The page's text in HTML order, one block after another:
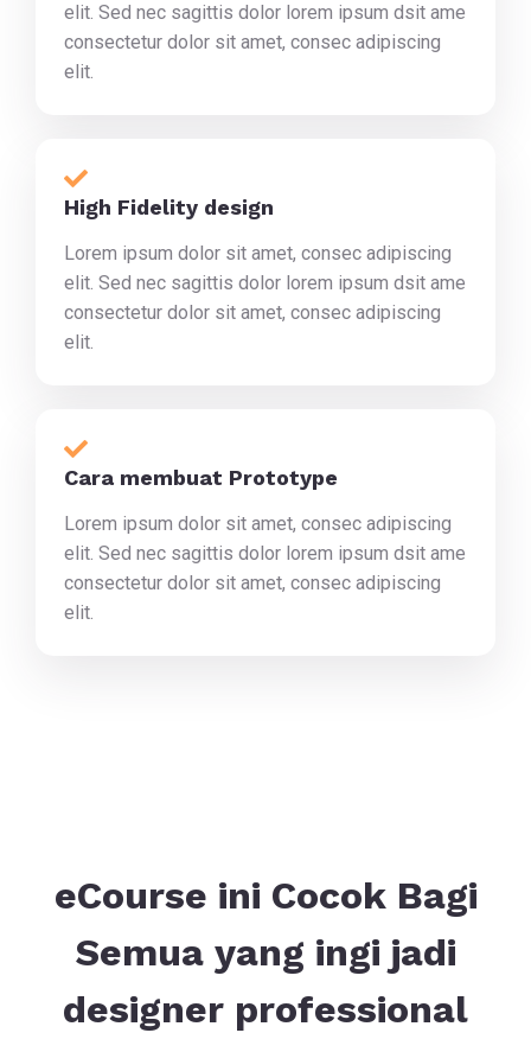
elit. Sed nec sagittis dolor lorem ipsum dsit ame
consectetur dolor sit amet, consec adipiscing
elit.
High Fidelity design
Lorem ipsum dolor sit amet, consec adipiscing
elit. Sed nec sagittis dolor lorem ipsum dsit ame
consectetur dolor sit amet, consec adipiscing
elit.
Cara membuat Prototype
Lorem ipsum dolor sit amet, consec adipiscing
elit. Sed nec sagittis dolor lorem ipsum dsit ame
consectetur dolor sit amet, consec adipiscing
elit.
eCourse ini Cocok Bagi
Semua yang ingi jadi
designer professional